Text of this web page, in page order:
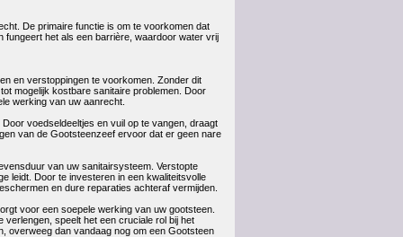
De primaire functie is om te voorkomen dat
fungeert het als een barrière, waardoor water vrij
en verstoppingen te voorkomen. Zonder dit
mogelijk kostbare sanitaire problemen. Door
werking van uw aanrecht.
voedseldeeltjes en vuil op te vangen, draagt
van de Gootsteenzeef ervoor dat er geen nare
van uw sanitairsysteem. Verstopte
leidt. Door te investeren in een kwaliteitsvolle
en dure reparaties achteraf vermijden.
voor een soepele werking van uw gootsteen.
speelt het een cruciale rol bij het
overweeg dan vandaag nog om een Gootsteen